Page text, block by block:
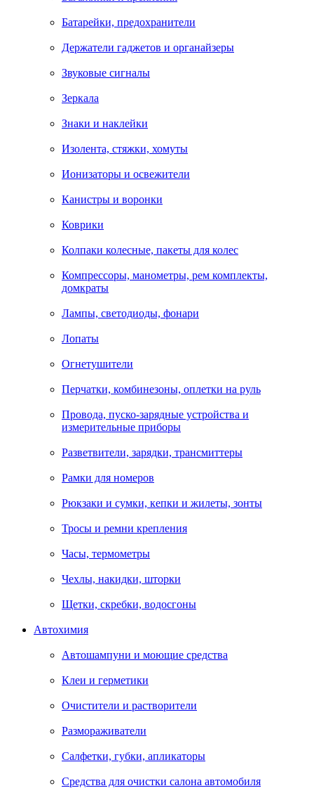
Батарейки, предохранители
Держатели гаджетов и органайзеры
Звуковые сигналы
Зеркала
Знаки и наклейки
Изолента, стяжки, хомуты
Ионизаторы и освежители
Канистры и воронки
Коврики
Колпаки колесные, пакеты для колес
Компрессоры, манометры, рем комплекты,
домкраты
Лампы, светодиоды, фонари
Лопаты
Огнетушители
Перчатки, комбинезоны, оплетки на руль
Провода, пуско-зарядные устройства и
измерительные приборы
Разветвители, зарядки, трансмиттеры
Рамки для номеров
Рюкзаки и сумки, кепки и жилеты, зонты
Тросы и ремни крепления
Часы, термометры
Чехлы, накидки, шторки
Щетки, скребки, водосгоны
Автохимия
Автошампуни и моющие средства
Клеи и герметики
Очистители и растворители
Размораживатели
Салфетки, губки, апликаторы
Средства для очистки салона автомобиля